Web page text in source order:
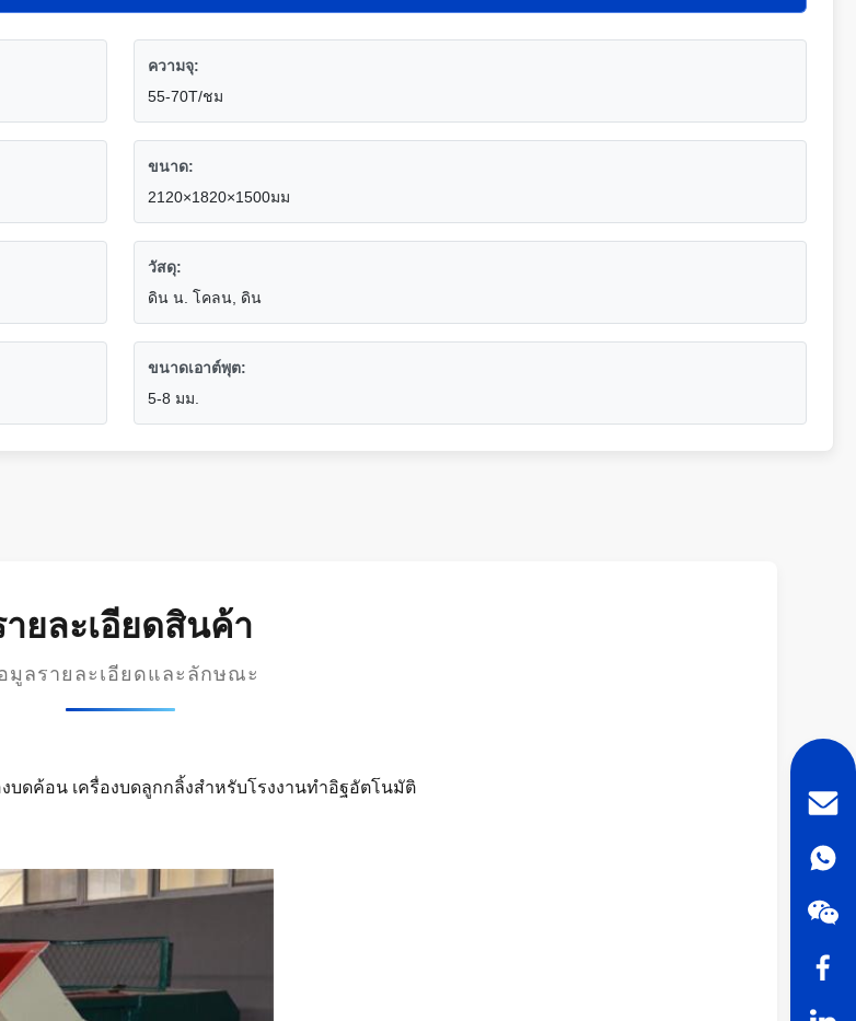
ความจุ:
55-70T/ชม
ขนาด:
2120×1820×1500มม
วัสดุ:
ดิน น. โคลน, ดิน
ขนาดเอาต์พุต:
5-8 มม.
ายละเอียดสินค้า
มูลรายละเอียดและลักษณะ
บดค้อน เครื่องบดลูกกลิ้งสำหรับโรงงานทำอิฐอัตโนมัติ